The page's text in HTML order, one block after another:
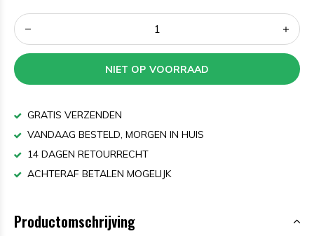
NIET OP VOORRAAD
GRATIS VERZENDEN
VANDAAG BESTELD, MORGEN IN HUIS
14 DAGEN RETOURRECHT
ACHTERAF BETALEN MOGELIJK
Productomschrijving